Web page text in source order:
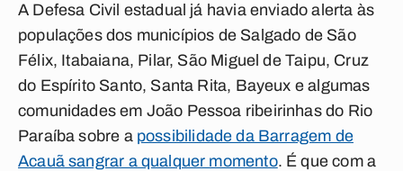
A Defesa Civil estadual já havia enviado alerta às
populações dos municípios de Salgado de São
Félix, Itabaiana, Pilar, São Miguel de Taipu, Cruz
do Espírito Santo, Santa Rita, Bayeux e algumas
comunidades em João Pessoa ribeirinhas do Rio
Paraíba sobre a possibilidade da Barragem de
Acauã sangrar a qualquer momento. É que com a